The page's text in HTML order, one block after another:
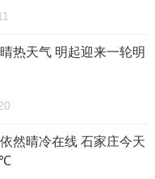
热天气 明起迎来一轮明
然晴冷在线 石家庄今天